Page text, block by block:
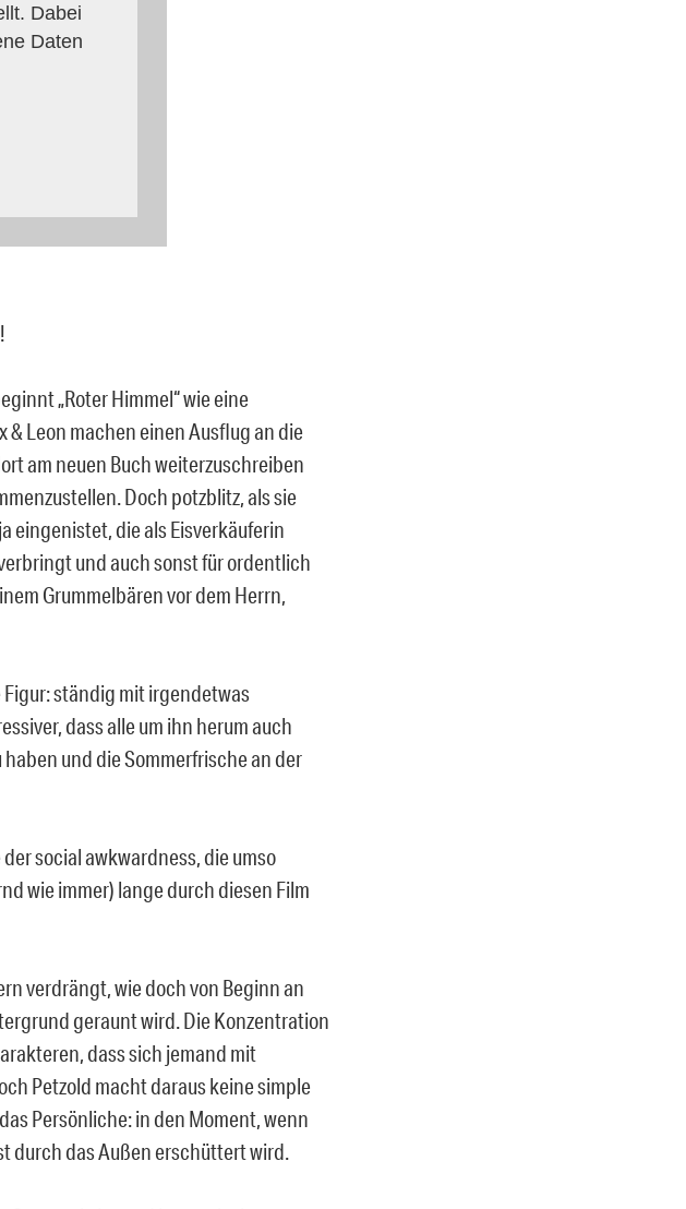
Dabei
Daten
„Roter Himmel“ wie eine
& Leon machen einen Ausflug an die
am neuen Buch weiterzuschreiben
Doch potzblitz, als sie
eingenistet, die als Eisverkäuferin
und auch sonst für ordentlich
Grummelbären vor dem Herrn,
ständig mit irgendetwas
dass alle um ihn herum auch
und die Sommerfrische an der
social awkwardness, die umso
wie immer) lange durch diesen Film
verdrängt, wie doch von Beginn an
geraunt wird. Die Konzentration
dass sich jemand mit
Petzold macht daraus keine simple
Persönliche: in den Moment, wenn
durch das Außen erschüttert wird.